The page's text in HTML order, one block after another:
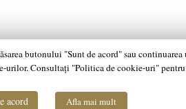
butonului "Sunt de acord" sau
urilor. Consultați "Politica de cookie-uri"
acord Afla mai mult